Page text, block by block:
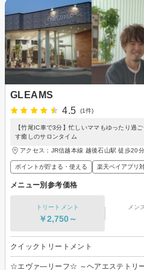
GLEAMS
4.5
(1件)
【竹尾IC車で3分】忙しいママもゆったり過
す癒しのサロンタイム
アクセス：JR信越本線 越後石山駅 徒歩20分
ポイントが貯まる・使える 楽天ペイアプリ
メニュー別参考価格
トリートメント
￥2,750～
メン
クイックトリートメント
☆エヴァ―リーフ☆ ～ヘアエステトリ